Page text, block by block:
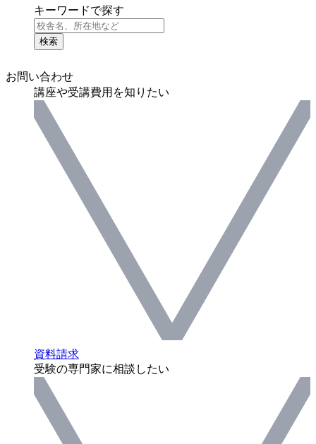
キーワードで探す
検索
お問い合わせ
講座や受講費用を知りたい
資料請求
受験の専門家に相談したい